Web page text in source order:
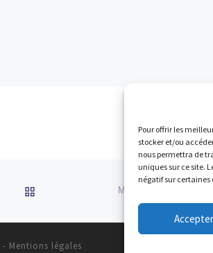
Pour offrir les
stocker et/ou
nous permettra de
uniques sur ce site.
négatif sur
Accepter
RETOUR À LA LISTE DES
- Mentions légales